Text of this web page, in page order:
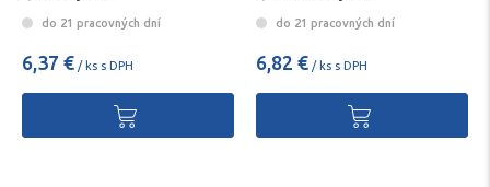
do 21 pracovných dní
6,37 € / ks s DPH
do 21 pracovných dní
6,82 € / ks s DPH